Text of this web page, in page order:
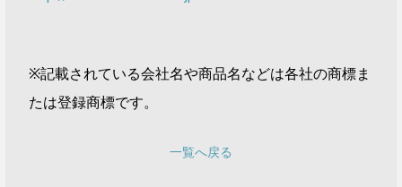
※記載されている会社名や商品名などは各社の商標ま
たは登録商標です。
一覧へ戻る